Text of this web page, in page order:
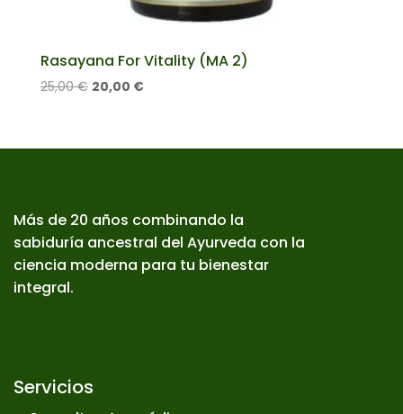
Rasayana For Vitality (MA 2)
25,00€ El
era:
20,00 €El
es:
Más de 20 años combinando la
sabiduría ancestral del Ayurveda con la
ciencia moderna para tu bienestar
integral.
Servicios